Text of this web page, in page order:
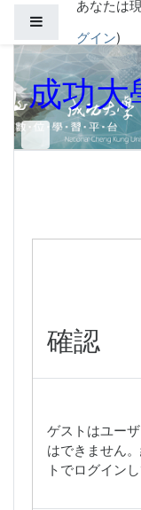
メインコンテンツへス
あなたは
グイン)
成功大
確認
ゲストはユー
はできません
トでログイン